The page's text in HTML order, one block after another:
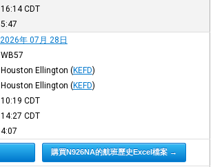
16:14CDT
5:47
2026年 07月 28日
WB57
Houston Ellington (KEFD)
Houston Ellington (KEFD)
10:19 CDT
14:27 CDT
4:07
購買N926NA的航班歷史Excel檔案 →